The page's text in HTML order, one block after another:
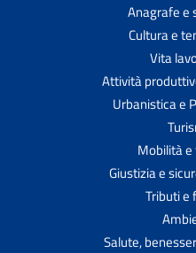
Anagrafe e
Cultura e
Vita
Attività
Urbanistica e
Mobilità
Giustizia e
Tributi e
Salute,